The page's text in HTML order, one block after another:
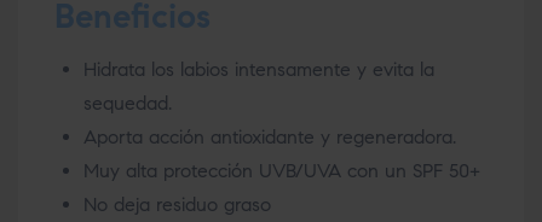
Beneficios
Hidrata los labios intensamente y evita la
sequedad.
Aporta acción antioxidante y regeneradora.
Muy alta protección UVB/UVA con un SPF 50+
No deja residuo graso